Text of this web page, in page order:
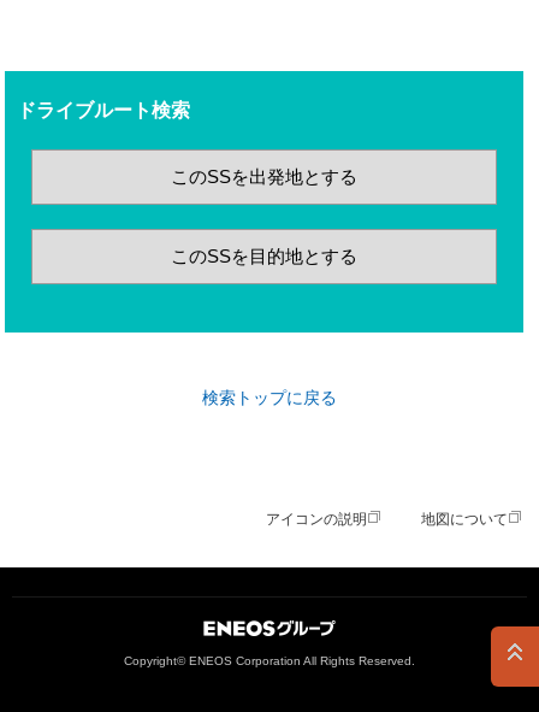
ドライブルート検索
このSSを出発地とする
このSSを目的地とする
検索トップに戻る
アイコンの説明 地図について
Copyright© ENEOS Corporation All Rights Reserved.